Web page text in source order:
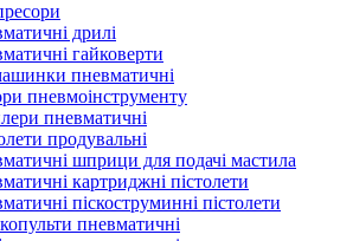
дрилі
гайковерти
пневматичні
пневмоінструменту
пневматичні
продувальні
шприци для подачі мастила
картриджні пістолети
піскоструминні пістолети
пневматичні